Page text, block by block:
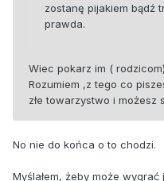
zostanę pijakiem bądź
prawda.
Wiec pokarz im (
Rozumiem ,z tego co
złe towarzystwo i możesz
No nie do końca o to chodzi.
Myślałem, żeby może